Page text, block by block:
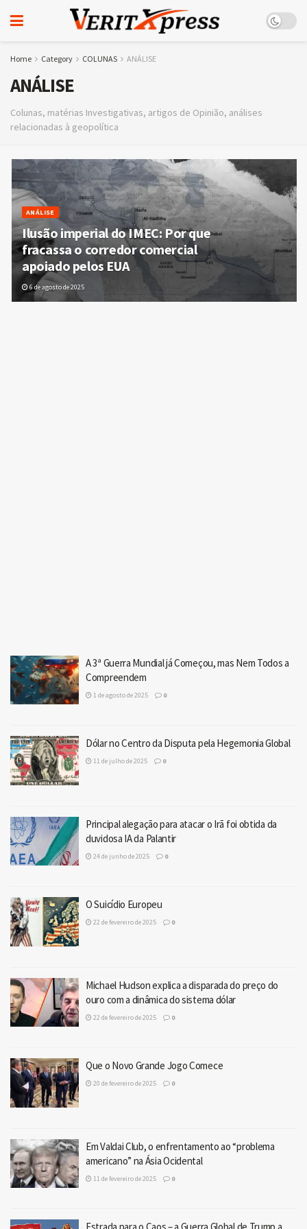
Home Category COLUNAS ANÁLISE
ANÁLISE
Colunas, matérias Investigativas, artigos de Opinião, análises
relacionadas à geopolítica
ANÁLISE
Ilusão imperial do IMEC: Por que
fracassa o corredor comercial
apoiado pelos EUA
6 de agosto de 2025
A 3ª Guerra Mundial já Começou, mas Nem Todos a
Compreendem
1 de agosto de 2025 0
Dólar no Centro da Disputa pela Hegemonia Global
11 de julho de 2025 0
Principal alegação para atacar o Irã foi obtida da
duvidosa IA da Palantir
24 de junho de 2025 0
O Suicídio Europeu
22 de fevereiro de 2025 0
Michael Hudson explica a disparada do preço do
ouro com a dinâmica do sistema dólar
22 de fevereiro de 2025 0
Que o Novo Grande Jogo Comece
20 de fevereiro de 2025 0
Em Valdai Club, o enfrentamento ao “problema
americano” na Ásia Ocidental
11 de fevereiro de 2025 0